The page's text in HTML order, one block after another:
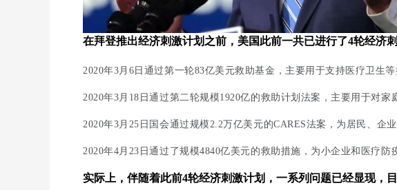
在拜登推出经济刺激计划之前，美国此前一共已进行了4轮经济
2020年3月6日通过第一轮83亿美元救助基金，主要用于支持医疗卫生等
2020年3月18日通过第二轮规模1920亿的救助计划法案，主要用于对家
2020年3月25日国会通过规模2.2万亿美元的CARES法案，为居民、企
2020年4月23日通过了规模4840亿美元的救助措施，为小企业和医疗防
实际上，伴随着此前4轮经济刺激计划，一系列问题已经显现，